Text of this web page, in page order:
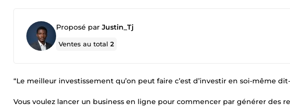
Proposé par Justin_Tj
Ventes au total2
“Le meilleur investissement qu’on peut faire c’est d’investir en soi-même
Vous voulez lancer un business en ligne pour commencer par générer des